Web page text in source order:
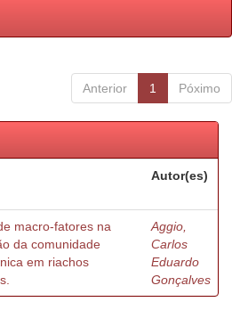
Anterior 1 Póximo
Autor(es)
macro-fatores na
da comunidade
em riachos
Aggio,
Carlos
Eduardo
Gonçalves